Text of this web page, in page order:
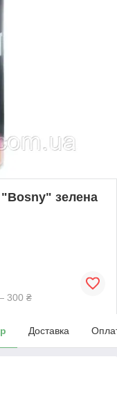
зелена
300 ₴
Доставка